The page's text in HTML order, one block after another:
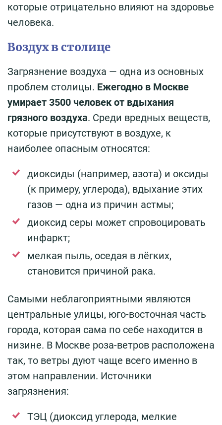
которые отрицательно влияют на здоровье
человека.
Воздух в столице
Загрязнение воздуха — одна из основных
проблем столицы. Ежегодно в Москве
умирает 3500 человек от вдыхания
грязного воздуха. Среди вредных веществ,
которые присутствуют в воздухе, к
наиболее опасным относятся:
диоксиды (например, азота) и оксиды
(к примеру, углерода), вдыхание этих
газов — одна из причин астмы;
диоксид серы может спровоцировать
инфаркт;
мелкая пыль, оседая в лёгких,
становится причиной рака.
Самыми неблагоприятными являются
центральные улицы, юго-восточная часть
города, которая сама по себе находится в
низине. В Москве роза-ветров расположена
так, то ветры дуют чаще всего именно в
этом направлении. Источники
загрязнения:
ТЭЦ (диоксид углерода, мелкие